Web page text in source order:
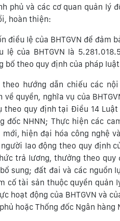
phủ và các cơ quan quản lý
hoàn thiện:
lệ của BHTGVN để đảm
của BHTGVN là
bố theo quy định của pháp
hướng dẫn chiếu các
quyền, nghĩa vụ của
theo quy định tại Điều 14
đốc NHNN; Thực hiện các
hiện đại hóa công nghệ
lao động theo quy định
trả lương, thưởng theo quy
sung; đất đai và các nguồn
cố tài sản thuộc quyền quản
động của BHTGVN và
hoặc Thống đốc Ngân hàng